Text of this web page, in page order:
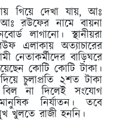
গিয়ে দেখা যায়, আঃ
রউফের নামে বায়না
লাগানো। স্থানীয়রা
এলাকায় অত্যাচারের
নেতাকর্মীদের বাড়িঘরে
কোটি কোটি টাকা।
চুলাপ্রতি ২শত টাকা
না দিলেই সংযোগ
নির্যাতন। তবে
খুলতে রাজী হননি।